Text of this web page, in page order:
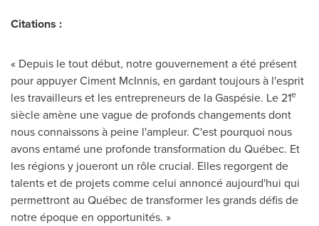
Citations :
« Depuis le tout début, notre gouvernement a été présent
pour appuyer Ciment McInnis, en gardant toujours à l'esprit
les travailleurs et les entrepreneurs de la Gaspésie. Le 21e
siècle amène une vague de profonds changements dont
nous connaissons à peine l'ampleur. C'est pourquoi nous
avons entamé une profonde transformation du Québec. Et
les régions y joueront un rôle crucial. Elles regorgent de
talents et de projets comme celui annoncé aujourd'hui qui
permettront au Québec de transformer les grands défis de
notre époque en opportunités. »